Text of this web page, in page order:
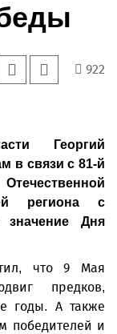
922
Георгий
в связи с 81-й
региона с
значение Дня
что 9 Мая
предков,
годы. А также
победителей и